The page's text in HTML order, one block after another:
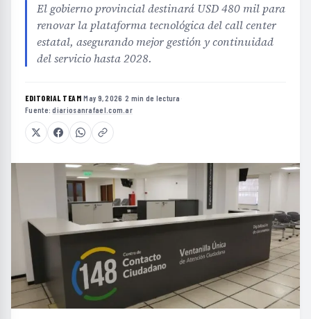
El gobierno provincial destinará USD 480 mil para
renovar la plataforma tecnológica del call center
estatal, asegurando mejor gestión y continuidad
del servicio hasta 2028.
EDITORIAL TEAM·May 9, 2026 ·2 min de lectura ·
Fuente:diariosanrafael.com.ar